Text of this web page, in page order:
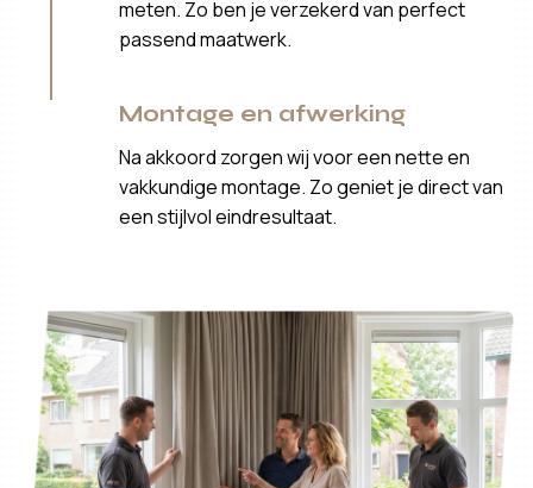
meten. Zo ben je verzekerd van perfect
passend maatwerk.
Montage en afwerking
Na akkoord zorgen wij voor een nette en
vakkundige montage. Zo geniet je direct van
een stijlvol eindresultaat.